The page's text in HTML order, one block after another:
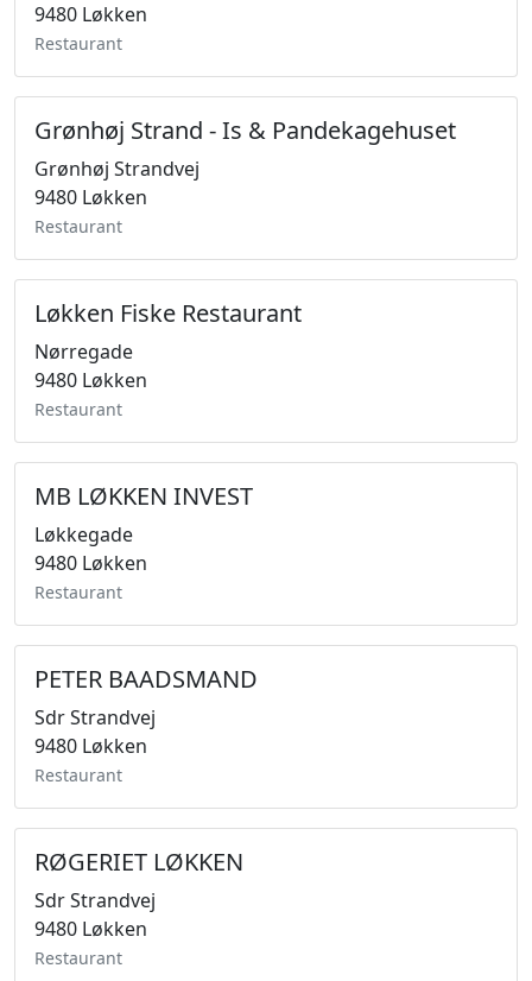
9480 Løkken
Restaurant
Grønhøj Strand - Is & Pandekagehuset
Grønhøj Strandvej
9480 Løkken
Restaurant
Løkken Fiske Restaurant
Nørregade
9480 Løkken
Restaurant
MB LØKKEN INVEST
Løkkegade
9480 Løkken
Restaurant
PETER BAADSMAND
Sdr Strandvej
9480 Løkken
Restaurant
RØGERIET LØKKEN
Sdr Strandvej
9480 Løkken
Restaurant